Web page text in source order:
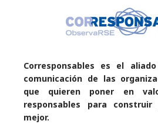
Corresponsables es el
comunicación de las
que quieren poner en
responsables para
mejor.